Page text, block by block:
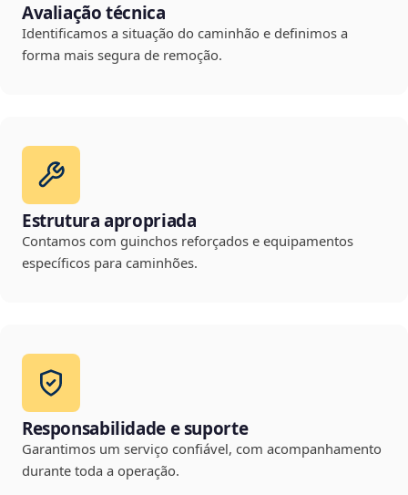
Avaliação técnica
Identificamos a situação do caminhão e definimos a
forma mais segura de remoção.
Estrutura apropriada
Contamos com guinchos reforçados e equipamentos
específicos para caminhões.
Responsabilidade e suporte
Garantimos um serviço confiável, com acompanhamento
durante toda a operação.